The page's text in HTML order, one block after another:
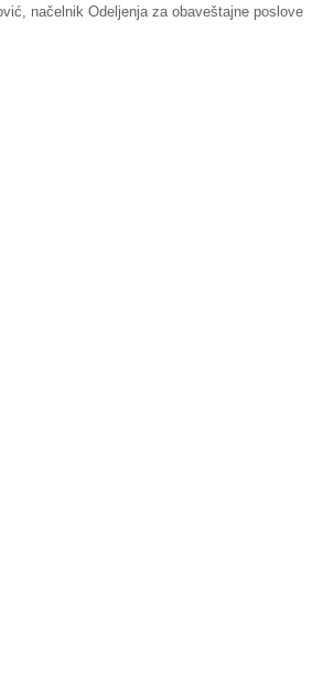
načelnik Odeljenja za obaveštajne poslove